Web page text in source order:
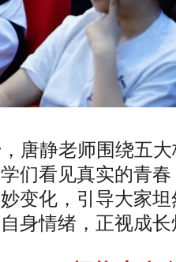
静老师围绕五大
们看见真实的青
变化，引导大家
身情绪，正视成